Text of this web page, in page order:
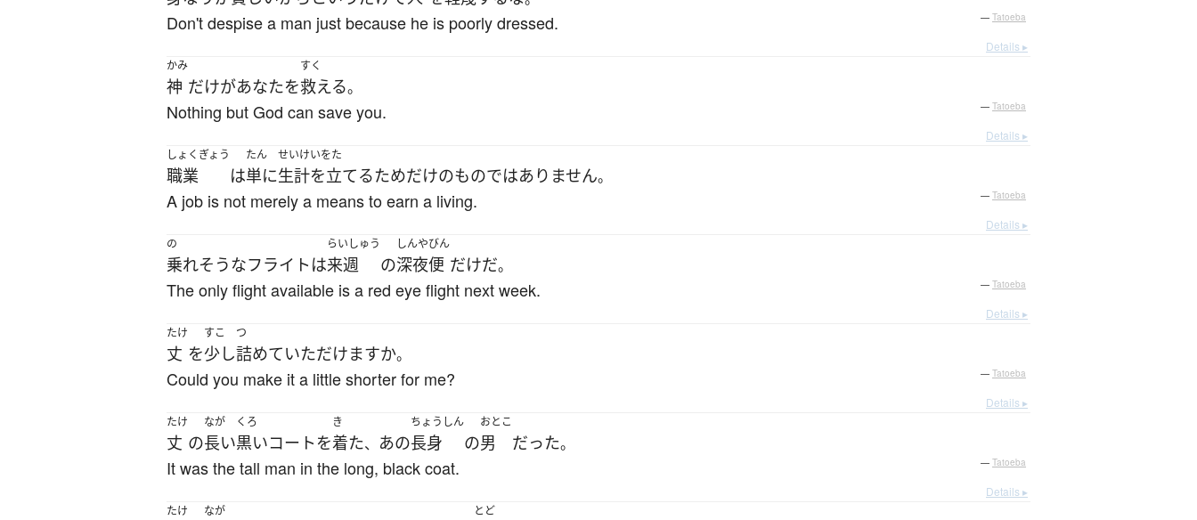
Don't despise a man just because he is poorly dressed. — Tatoeba
Details ▸
かみ
神 だけがあなたを
すく
救える。
Nothing but God can save you. — Tatoeba
Details ▸
しょくぎょう
職業 は
たん
単に
せいけいをた
生計を立てるためだけのものではありません。
A job is not merely a means to earn a living. — Tatoeba
Details ▸
の
乗れそうなフライト は
らいしゅう
来週 の
しんや
深夜
びん
便 だけだ。
The only flight available is a red eye flight next week. — Tatoeba
Details ▸
たけ
丈 を
すこ
少し
つ
詰めていただけますか。
Could you make it a little shorter for me? — Tatoeba
Details ▸
たけ
丈 の
なが
長い
くろ
黒いコート を
き
着た、 あの
ちょうしん
長身 の
おとこ
男 だった。
It was the tall man in the long, black coat. — Tatoeba
Details ▸
たけ
なが とど